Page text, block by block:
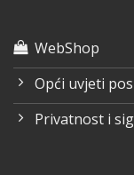
WebShop
Opći uvjeti
Privatnost i